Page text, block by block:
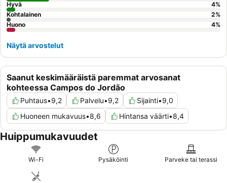
Saanut keskimääräistä paremmat arvosanat
kohteessa Campos do Jordão
Puhtaus•9,2 Palvelu•9,2 Sijainti•9,0
Huoneen mukavuus•8,6 Hintansa väärti•8,4
Hyvä
4%
Kohtalainen
2%
Huono
4%
Näytä arvostelut
Huippumukavuudet
Wi-Fi Pysäköinti Parveke tai terassi